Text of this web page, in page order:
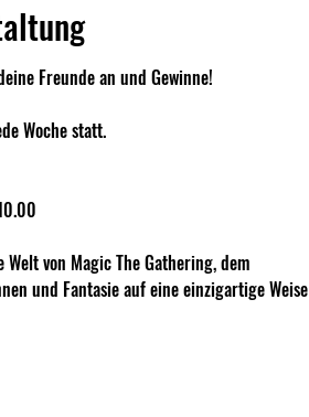
Freunde an und Gewinne!
Woche statt.
von Magic The Gathering, dem
und Fantasie auf eine einzigartige Weise